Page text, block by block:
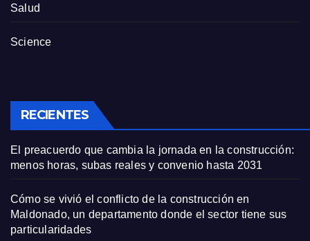
Salud
Science
RECIENTES
El preacuerdo que cambia la jornada en la construcción:
menos horas, subas reales y convenio hasta 2031
Cómo se vivió el conflicto de la construcción en
Maldonado, un departamento donde el sector tiene sus
particularidades